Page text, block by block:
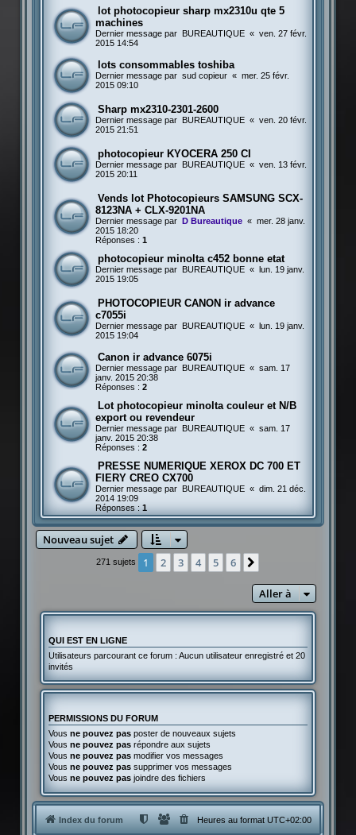
lot photocopieur sharp mx2310u qte 5
machines
Dernier message par BUREAUTIQUE « ven. 27 févr.
2015 14:54
lots consommables toshiba
Dernier message par sud copieur « mer. 25 févr.
2015 09:10
Sharp mx2310-2301-2600
Dernier message par BUREAUTIQUE « ven. 20 févr.
2015 21:51
photocopieur KYOCERA 250 CI
Dernier message par BUREAUTIQUE « ven. 13 févr.
2015 20:11
Vends lot Photocopieurs SAMSUNG SCX-
8123NA + CLX-9201NA
Dernier message par D Bureautique « mer. 28 janv.
2015 18:20
Réponses : 1
photocopieur minolta c452 bonne etat
Dernier message par BUREAUTIQUE « lun. 19 janv.
2015 19:05
PHOTOCOPIEUR CANON ir advance
c7055i
Dernier message par BUREAUTIQUE « lun. 19 janv.
2015 19:04
Canon ir advance 6075i
Dernier message par BUREAUTIQUE « sam. 17
janv. 2015 20:38
Réponses : 2
Lot photocopieur minolta couleur et N/B
export ou revendeur
Dernier message par BUREAUTIQUE « sam. 17
janv. 2015 20:38
Réponses : 2
PRESSE NUMERIQUE XEROX DC 700 ET
FIERY CREO CX700
Dernier message par BUREAUTIQUE « dim. 21 déc.
2014 19:09
Réponses : 1
Nouveau sujet
271 sujets 1 2 3 4 5 6
Aller à
QUI EST EN LIGNE
Utilisateurs parcourant ce forum : Aucun utilisateur enregistré et 20
invités
PERMISSIONS DU FORUM
Vous ne pouvez pasposter de nouveaux sujets
Vous ne pouvez pasrépondre aux sujets
Vous ne pouvez pasmodifier vos messages
Vous ne pouvez passupprimer vos messages
Vous ne pouvez pasjoindre des fichiers
Index du forum Heures au formatUTC+02:00